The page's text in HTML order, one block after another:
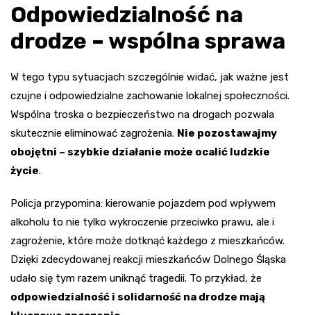
Odpowiedzialność na
drodze – wspólna sprawa
W tego typu sytuacjach szczególnie widać, jak ważne jest
czujne i odpowiedzialne zachowanie lokalnej społeczności.
Wspólna troska o bezpieczeństwo na drogach pozwala
skutecznie eliminować zagrożenia. Nie pozostawajmy
obojętni – szybkie działanie może ocalić ludzkie
życie.
Policja przypomina: kierowanie pojazdem pod wpływem
alkoholu to nie tylko wykroczenie przeciwko prawu, ale i
zagrożenie, które może dotknąć każdego z mieszkańców.
Dzięki zdecydowanej reakcji mieszkańców Dolnego Śląska
udało się tym razem uniknąć tragedii. To przykład, że
odpowiedzialność i solidarność na drodze mają